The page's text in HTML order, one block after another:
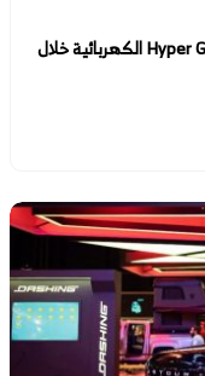
شركة الجميح للسيارات تستعرض جي أيه سي Hyper GT الكهربائية خلال